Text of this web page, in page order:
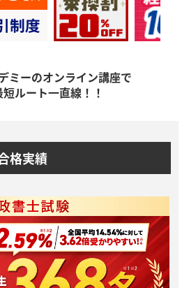
ミーのオンライン講座で
ルート一直線！！
格実績